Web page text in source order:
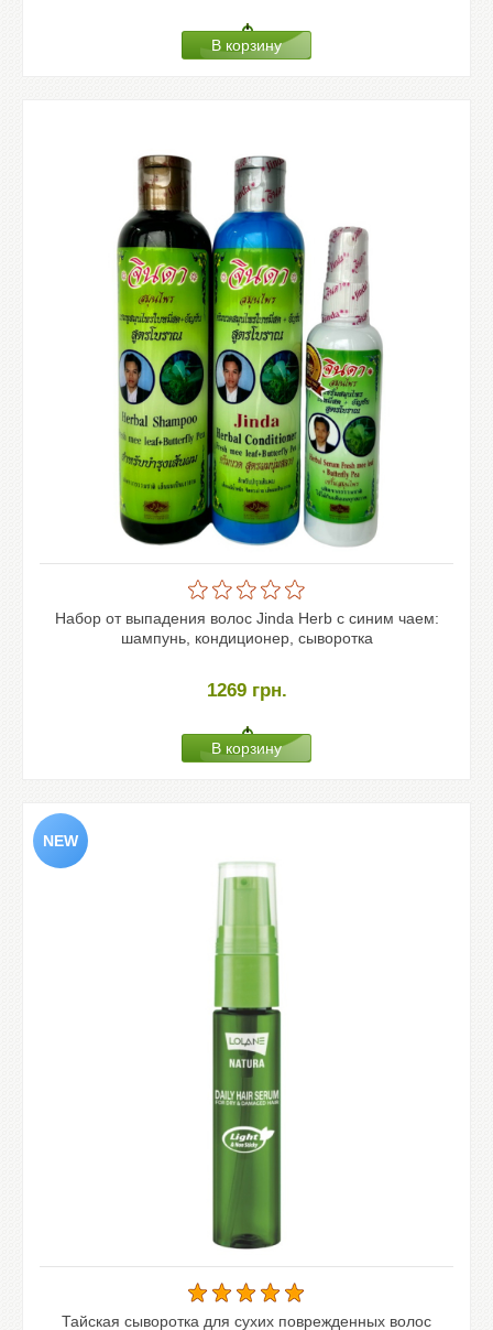
Набор от выпадения волос Jinda Herb с синим чаем:
шампунь, кондиционер, сыворотка
1269 грн.
Тайская сыворотка для сухих поврежденных волос